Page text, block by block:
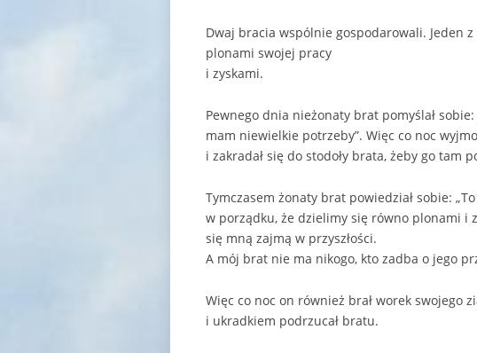
Dwaj bracia wspólnie gospodarowali. Jeden
plonami swojej pracy
i zyskami.
Pewnego dnia nieżonaty brat pomyślał
mam niewielkie potrzeby”. Więc co noc
i zakradał się do stodoły brata, żeby go tam
Tymczasem żonaty brat powiedział sobie:
w porządku, że dzielimy się równo plonami i
się mną zajmą w przyszłości.
A mój brat nie ma nikogo, kto zadba o jego
Więc co noc on również brał worek swojego
i ukradkiem podrzucał bratu.